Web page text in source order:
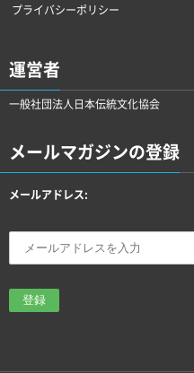
プライバシーポリシー
運営者
一般社団法人日本伝統文化協会
メールマガジンの登録
メールアドレス: